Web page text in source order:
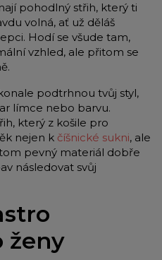
pohodlný střih, který ti
volná, ať už děláš
Hodí se všude tam,
vzhled, ale přitom se
podtrhnou tvůj styl,
límce nebo barvu.
který z košile pro
nejen k číšnické sukni, ale
pevný materiál dobře
následovat svůj
ženy